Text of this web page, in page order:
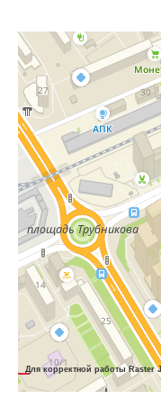
Для корректной работы